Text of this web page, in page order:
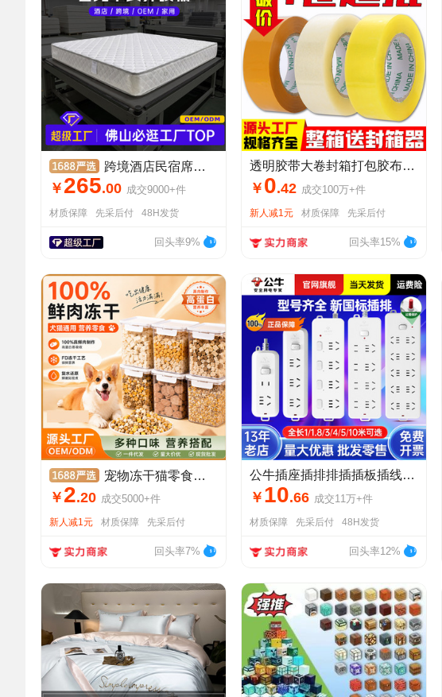
跨境酒店民宿席梦思压缩床垫租房家用乳胶硬椰棕独立弹簧床垫工厂
￥ 265.00 成交9000+件
材质保障 先采后付 48H发货
回头率9%
透明胶带大卷封箱打包胶布加厚封口胶纸米黄快递物流胶条整箱批发
￥ 0.42 成交100万+件
新人减1元 材质保障 先采后付
回头率15%
宠物冻干猫零食狗零食宠物食品混合冻干桶猫咪零食
￥ 2.20 成交5000+件
新人减1元 材质保障 先采后付
回头率7%
公牛插座插排排插插板插线板多插位带线接线板多功能拖线板电插板
￥ 10.66 成交11万+件
材质保障 先采后付 48H发货
回头率12%